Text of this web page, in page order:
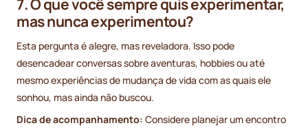
mas nunca experimentou?
Esta pergunta é alegre, mas reveladora. Isso pode
desencadear conversas sobre aventuras, hobbies ou até
mesmo experiências de mudança de vida com as quais ele
sonhou, mas ainda não buscou.
Dica de acompanhamento: Considere planejar um encontro